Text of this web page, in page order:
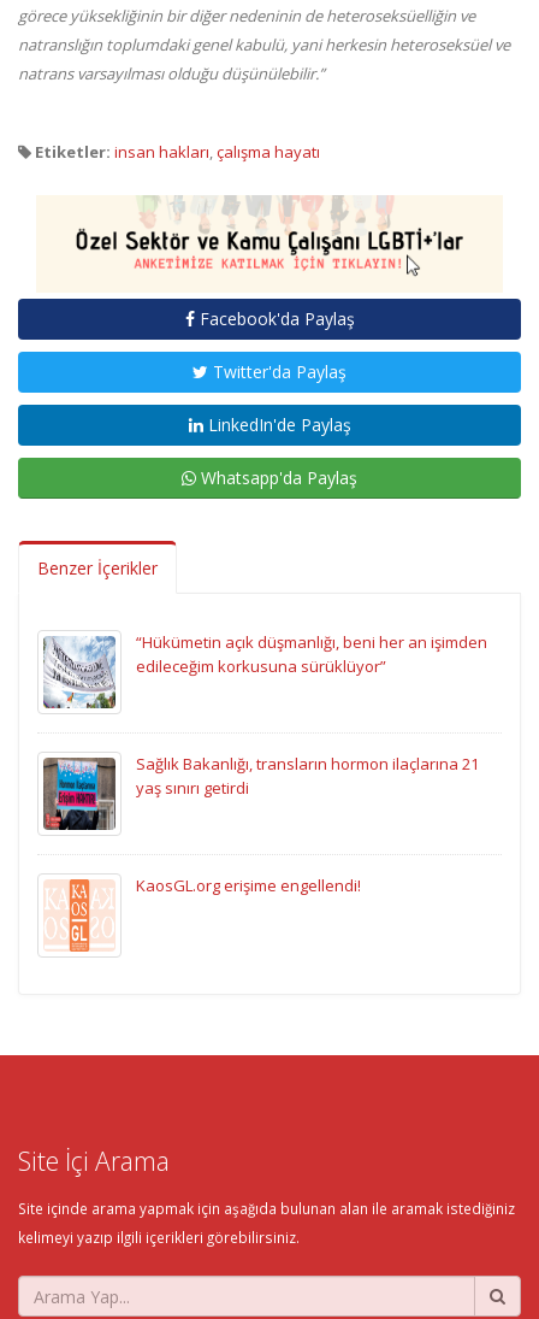
görece yüksekliğinin bir diğer nedeninin de heteroseksüelliğin ve
natranslığın toplumdaki genel kabulü, yani herkesin heteroseksüel ve
natrans varsayılması olduğu düşünülebilir.”
Etiketler: insan hakları,çalışma hayatı
Facebook'da Paylaş
Twitter'da Paylaş
LinkedIn'de Paylaş
Whatsapp'da Paylaş
Benzer İçerikler
“Hükümetin açık düşmanlığı, beni her an işimden
edileceğim korkusuna sürüklüyor”
Sağlık Bakanlığı, transların hormon ilaçlarına 21
yaş sınırı getirdi
KaosGL.org erişime engellendi!
Site İçi Arama
Site içinde arama yapmak için aşağıda bulunan alan ile aramak istediğiniz
kelimeyi yazıp ilgili içerikleri görebilirsiniz.